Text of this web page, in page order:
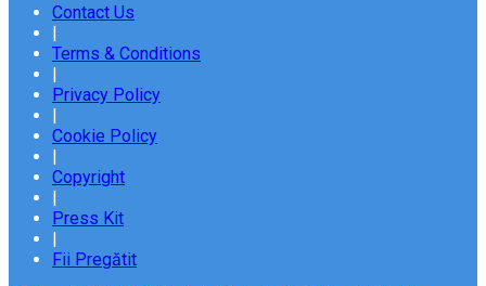
Contact Us
Terms & Conditions
Privacy Policy
Cookie Policy
Copyright
Press Kit
Fii Pregătit